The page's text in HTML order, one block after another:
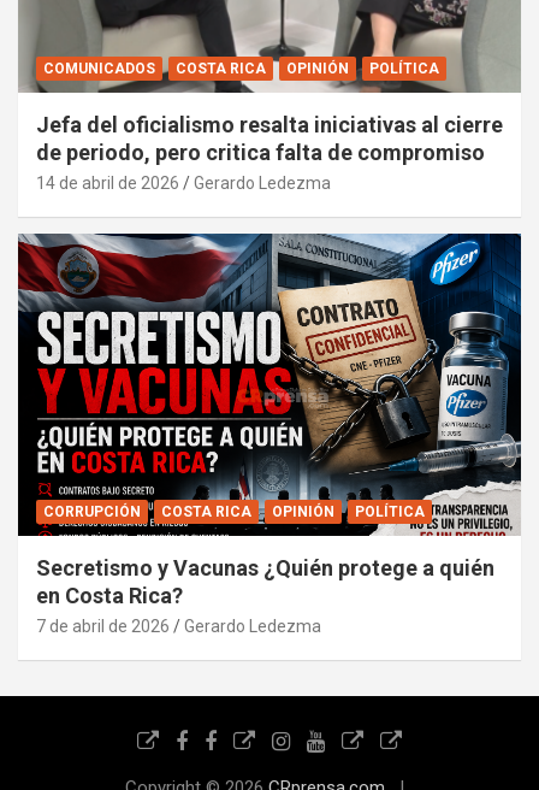
COMUNICADOS COSTA RICA OPINIÓN POLÍTICA
Jefa del oficialismo resalta iniciativas al cierre
de periodo, pero critica falta de compromiso
14 de abril de 2026 Gerardo Ledezma
CORRUPCIÓN COSTA RICA OPINIÓN POLÍTICA
Secretismo y Vacunas ¿Quién protege a quién
en Costa Rica?
7 de abril de 2026 Gerardo Ledezma